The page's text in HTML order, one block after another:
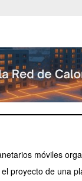
móviles
proyecto de una